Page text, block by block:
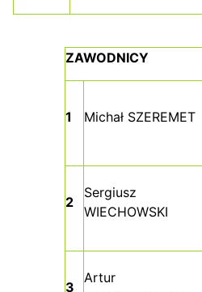
ZAWODNICY
1 Michał SZEREMET
2
Sergiusz
WIECHOWSKI
3
Artur